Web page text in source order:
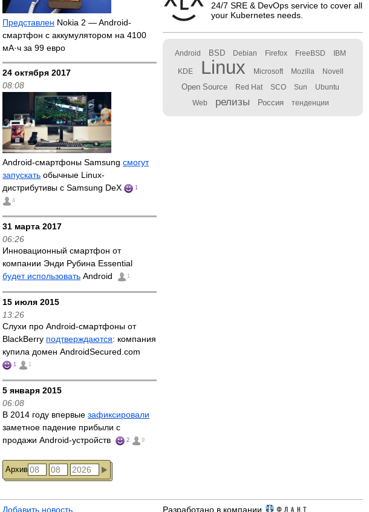
Представлен Nokia 2 — Android-
смартфон с аккумулятором на 4100
мА·ч за 99 евро
24 октября 2017
08:08
Android-смартфоны Samsungсмогут
запускать обычные Linux-
дистрибутивы с Samsung DeX
1
4
31 марта 2017
06:26
Инновационный смартфон от
компании Энди Рубина Essential
будет использовать Android 1
15 июля 2015
13:26
Слухи про Android-смартфоны от
BlackBerry подтверждаются: компания
купила домен AndroidSecured.com
1 1
5 января 2015
06:08
В 2014 году впервыезафиксировали
заметное падение прибыли с
продажи Android-устройств
2 9
Архив
24/7 SRE & DevOps service to cover all
your Kubernetes needs.
Android BSD Debian Firefox FreeBSD IBM
KDE Linux Microsoft Mozilla Novell
Open Source Red Hat SCO Sun Ubuntu
Web релизы Россия тенденции
Добавить новость Разработано в компании